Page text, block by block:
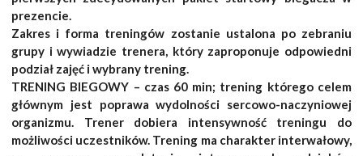
prezencie.
Zakres i forma treningów zostanie ustalona po zebraniu
grupy i wywiadzie trenera, który zaproponuje odpowiedni
podział zajęć i wybrany trening.
TRENING BIEGOWY – czas 60 min; trening którego celem
głównym jest poprawa wydolności sercowo-naczyniowej
organizmu. Trener dobiera intensywność treningu do
możliwości uczestników. Trening ma charakter interwałowy,